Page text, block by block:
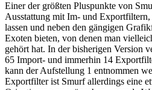
Einer der größten Pluspunkte von
Ausstattung mit Im- und
lassen und neben den gängigen
Exoten bieten, von denen man
gehört hat. In der bisherigen Version
65 Import- und immerhin 14
kann der Aufstellung 1 entnommen
Exportfilter ist Smurf allerdings eine